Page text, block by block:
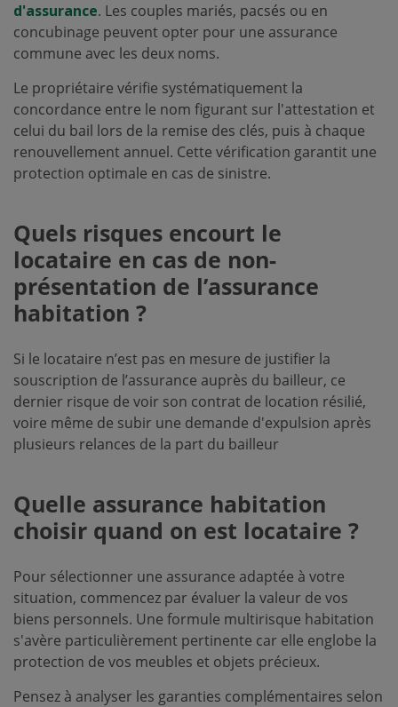
d'assurance. Les couples mariés, pacsés ou en
concubinage peuvent opter pour une assurance
commune avec les deux noms.
Le propriétaire vérifie systématiquement la
concordance entre le nom figurant sur l'attestation et
celui du bail lors de la remise des clés, puis à chaque
renouvellement annuel. Cette vérification garantit une
protection optimale en cas de sinistre.
Quels risques encourt le
locataire en cas de non-
présentation de l’assurance
habitation ?
Si le locataire n’est pas en mesure de justifier la
souscription de l’assurance auprès du bailleur, ce
dernier risque de voir son contrat de location résilié,
voire même de subir une demande d'expulsion après
plusieurs relances de la part du bailleur
Quelle assurance habitation
choisir quand on est locataire ?
Pour sélectionner une assurance adaptée à votre
situation, commencez par évaluer la valeur de vos
biens personnels. Une formule multirisque habitation
s'avère particulièrement pertinente car elle englobe la
protection de vos meubles et objets précieux.
Pensez à analyser les garanties complémentaires selon